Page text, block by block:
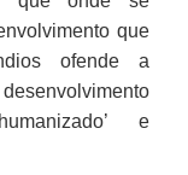
que
ofende a
e